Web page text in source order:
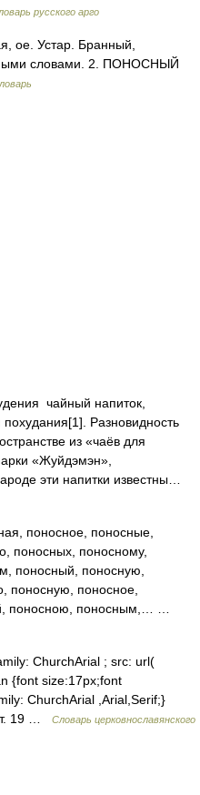
русского арго
Устар. Бранный,
словами. 2. ПОНОСНЫЙ
чайный напиток,
Разновидность
из «чаёв для
«Жуйдэмэн»,
эти напитки известны…
поносное, поносные,
поносных, поносному,
поносный, поносную,
поносную, поносное,
поносною, поносным,… …
ChurchArial ; src: url(
{font size:17px;font
ChurchArial ,Arial,Serif;}
19 …
Словарь церковнославянского